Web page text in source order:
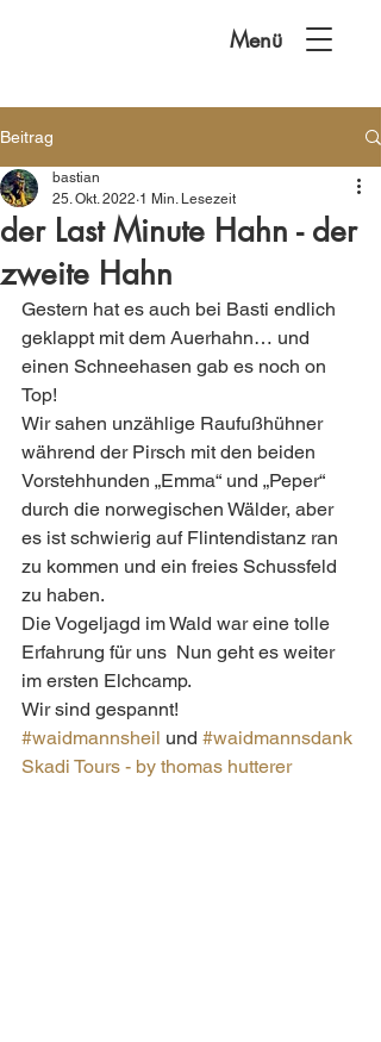
Menü
Beitrag
der Last Minute Hahn - der
zweite Hahn
bastian
25. Okt. 2022 1 Min. Lesezeit
Gestern hat es auch bei Basti endlich
geklappt mit dem Auerhahn… und
einen Schneehasen gab es noch on
Top!
Wir sahen unzählige Raufußhühner
während der Pirsch mit den beiden
Vorstehhunden „Emma“ und „Peper“
durch die norwegischen Wälder, aber
es ist schwierig auf Flintendistanz ran
zu kommen und ein freies Schussfeld
zu haben.
Die Vogeljagd im Wald war eine tolle
Erfahrung für uns  Nun geht es weiter
im ersten Elchcamp.
Wir sind gespannt!
#waidmannsheil und #waidmannsdank
Skadi Tours - by thomas hutterer